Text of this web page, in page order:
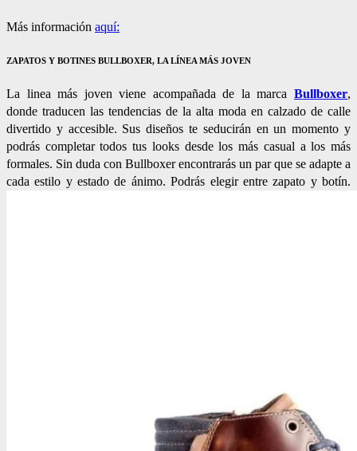
Más información aquí:
ZAPATOS Y BOTINES BULLBOXER, LA LÍNEA MÁS JOVEN
La linea más joven viene acompañada de la marca Bullboxer,
donde traducen las tendencias de la alta moda en calzado de calle
divertido y accesible. Sus diseños te seducirán en un momento y
podrás completar todos tus looks desde los más casual a los más
formales. Sin duda con Bullboxer encontrarás un par que se adapte a
cada estilo y estado de ánimo. Podrás elegir entre zapato y botín.